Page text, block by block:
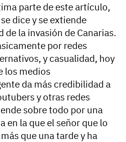
parte de este artículo,
dice y se extiende
de la invasión de Canarias.
por redes
y casualidad, hoy
los medios
da más credibilidad a
y otras redes
sobre todo por una
en la que el señor que lo
que una tarde y ha